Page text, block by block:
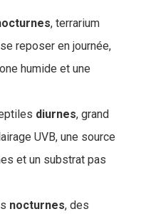
, terrarium
reposer en journée,
humide et une
diurnes, grand
UVB, une source
et un substrat pas
nocturnes, des